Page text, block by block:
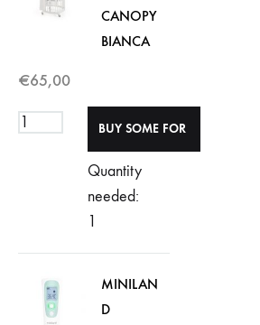
CANOPY
BIANCA
€65,00
Quantity
needed:
1
MINILAN
D